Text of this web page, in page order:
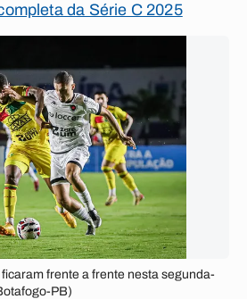
da Série C 2025
frente a frente nesta segunda-
PB)